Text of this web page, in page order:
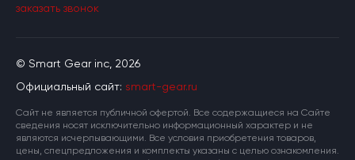
© Smart Gear inc, 2026
Официальный сайт: smart-gear.ru
Cайт не является публичной офертой. Все содержащиеся на Сайте
сведения носят исключительно информационный характер и не
являются исчерпывающими. Все условия приобретения товаров,
цены, спецпредложения и комплекты указаны с целью ознакомления.
заказать звонок